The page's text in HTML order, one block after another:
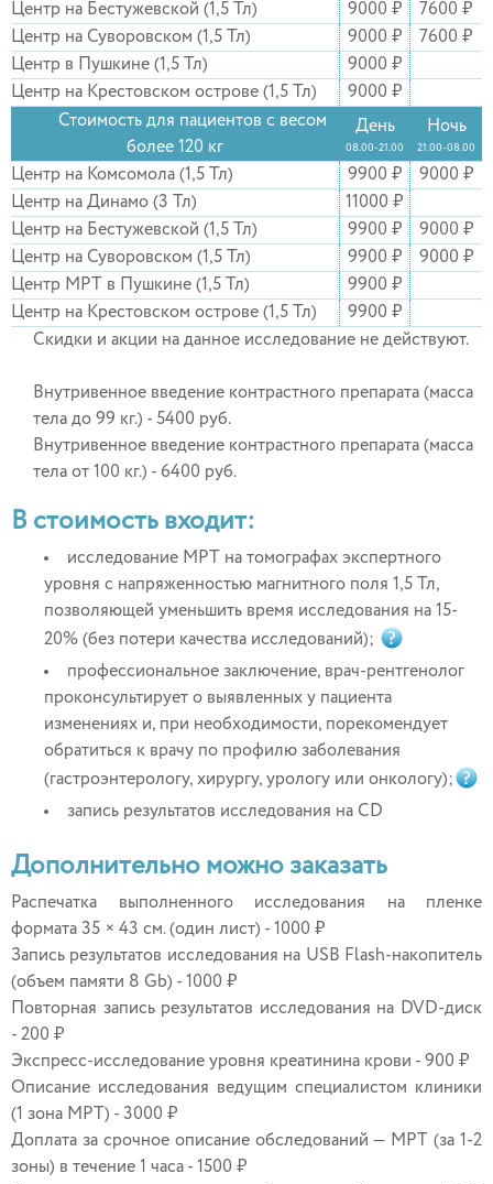
Центр на Бестужевской (1,5 Тл)
9000 ₽
7600 ₽
Центр на Суворовском (1,5 Тл)
9000 ₽
7600 ₽
Центр в Пушкине (1,5 Тл)
9000 ₽
Центр на Крестовском острове (1,5 Тл)
9000 ₽
Стоимость для пациентов с весом
более 120 кг
День
08.00-21.00
Ночь
21.00-08.00
Центр на Комсомола (1,5 Тл) 9900 ₽
9000 ₽
Центр на Динамо (3 Тл)
11000 ₽
Центр на Бестужевской (1,5 Тл)
9900 ₽
9000 ₽
Центр на Суворовском (1,5 Тл)
9900 ₽
9000 ₽
Центр МРТ в Пушкине (1,5 Тл)
9900 ₽
Центр на Крестовском острове (1,5 Тл)
9900 ₽
Скидки и акции на данное исследование не действуют.
Внутривенное введение контрастного препарата (масса
тела до 99 кг.) - 5400 руб.
Внутривенное введение контрастного препарата (масса
тела от 100 кг.) - 6400 руб.
В стоимость входит:
исследование МРТ на томографах экспертного
уровня с напряженностью магнитного поля 1,5 Тл,
позволяющей уменьшить время исследования на 15-
20% (без потери качества исследований);
профессиональное заключение, врач-рентгенолог
проконсультирует о выявленных у пациента
изменениях и, при необходимости, порекомендует
обратиться к врачу по профилю заболевания
(гастроэнтерологу, хирургу, урологу или онкологу);
запись результатов исследования на CD
Дополнительно можно заказать
Распечатка выполненного исследования на пленке
формата 35 × 43 см. (один лист) - 1000 ₽
Запись результатов исследования на USB Flash-накопитель
(объем памяти 8 Gb) - 1000 ₽
Повторная запись результатов исследования на DVD-диск
- 200 ₽
Экспресс-исследование уровня креатинина крови - 900 ₽
Описание исследования ведущим специалистом клиники
(1 зона МРТ) - 3000 ₽
Доплата за срочное описание обследований — МРТ (за 1-2
зоны) в течение 1 часа - 1500 ₽